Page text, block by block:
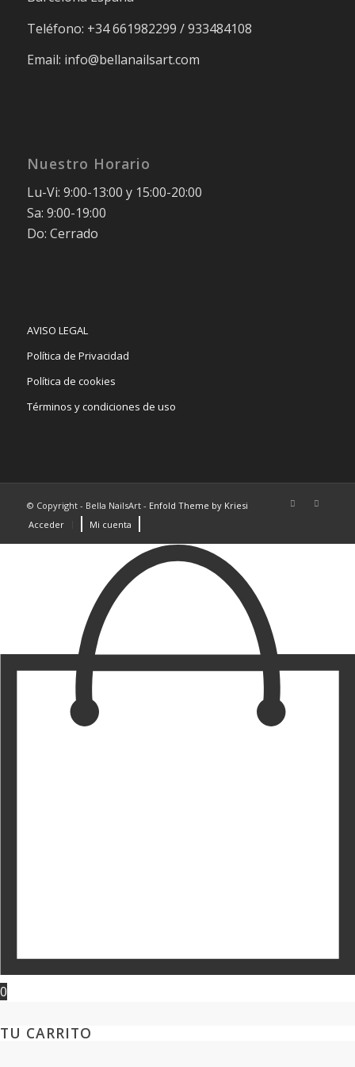
Teléfono: +34 661982299 / 933484108
Email: info@bellanailsart.com
Nuestro Horario
Lu-Vi: 9:00-13:00 y 15:00-20:00
Sa: 9:00-19:00
Do: Cerrado
AVISO LEGAL
Política de Privacidad
Política de cookies
Términos y condiciones de uso
© Copyright - Bella NailsArt - Enfold Theme by Kriesi
Acceder
Mi cuenta
0
TU CARRITO